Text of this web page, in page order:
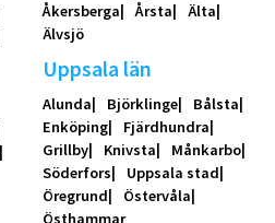
Åkersberga
Årsta
Älta
Älvsjö
Uppsala län
Alunda Björklinge
Bålsta
Enköping
Fjärdhundra
Grillby
Knivsta
Månkarbo
Söderfors
Uppsala stad
Öregrund
Östervåla